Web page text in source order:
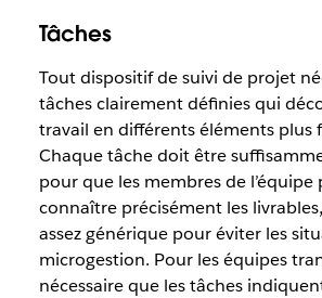
Tâches
Tout dispositif de suivi de projet
tâches clairement définies qui
travail en différents éléments plus
Chaque tâche doit être
pour que les membres de l’équipe
connaître précisément les
assez générique pour éviter les
microgestion. Pour les équipes
nécessaire que les tâches